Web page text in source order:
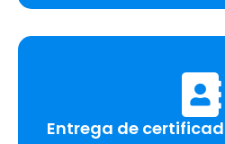
Entrega de